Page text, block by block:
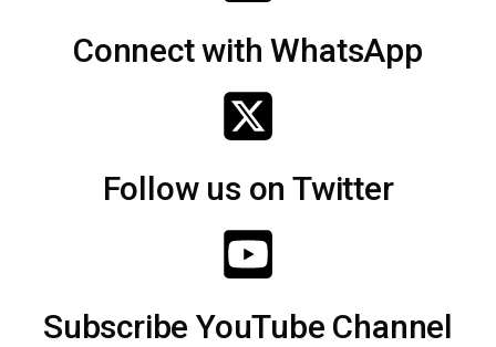
Connect with WhatsApp
Follow us on Twitter
Subscribe YouTube Channel